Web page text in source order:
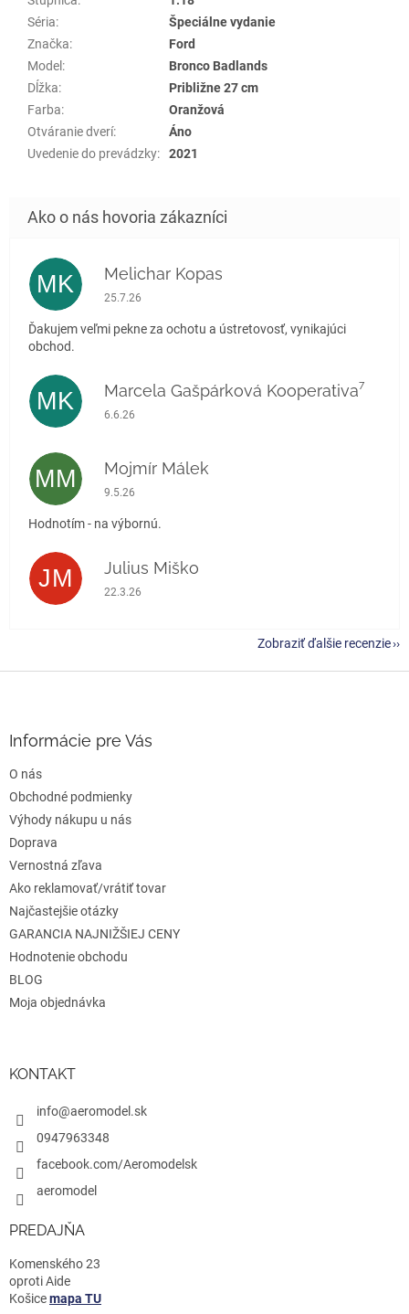
Séria:
Špeciálne vydanie
Značka:
Ford
Model:
Bronco Badlands
Dĺžka:
Približne 27 cm
Farba:
Oranžová
Otváranie dverí:
Áno
Uvedenie do prevádzky: 2021
MK Melichar Kopas
Hodnotenie obchodu je 5 z 5 hviezdičiek.
25.7.26
Ďakujem veľmi pekne za ochotu a ústretovosť, vynikajúci
obchod.
MK Marcela Gašpárková Kooperativa⁷
Hodnotenie obchodu je 5 z 5 hviezdičiek.
6.6.26
MM Mojmír Málek
Hodnotenie obchodu je 5 z 5 hviezdičiek.
9.5.26
Hodnotím - na výbornú.
JM Julius Miško
Hodnotenie obchodu je 5 z 5 hviezdičiek.
22.3.26
Zobraziť ďalšie recenzie
e
Informácie pre Vás
O nás
Obchodné podmienky
Výhody nákupu u nás
Doprava
Vernostná zľava
Ako reklamovať/vrátiť tovar
Najčastejšie otázky
GARANCIA NAJNIŽŠIEJ CENY
Hodnotenie obchodu
BLOG
Moja objednávka
KONTAKT
info@aeromodel.sk
0947963348
facebook.com/Aeromodelsk
aeromodel
PREDAJŇA
Komenského 23
oproti Aide
Košicemapa TU